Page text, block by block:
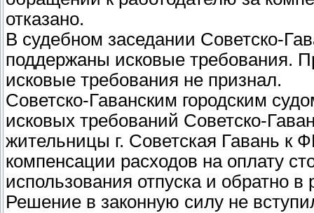
отказано.
В судебном заседании Советско-
поддержаны исковые требования.
исковые требования не признал.
Советско-Гаванским городским
исковых требований Советско-
жительницы г. Советская Гавань к
компенсации расходов на оплату
использования отпуска и обратно
Решение в законную силу не